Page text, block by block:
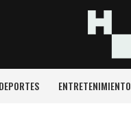
DEPORTES ENTRETENIMIENTO